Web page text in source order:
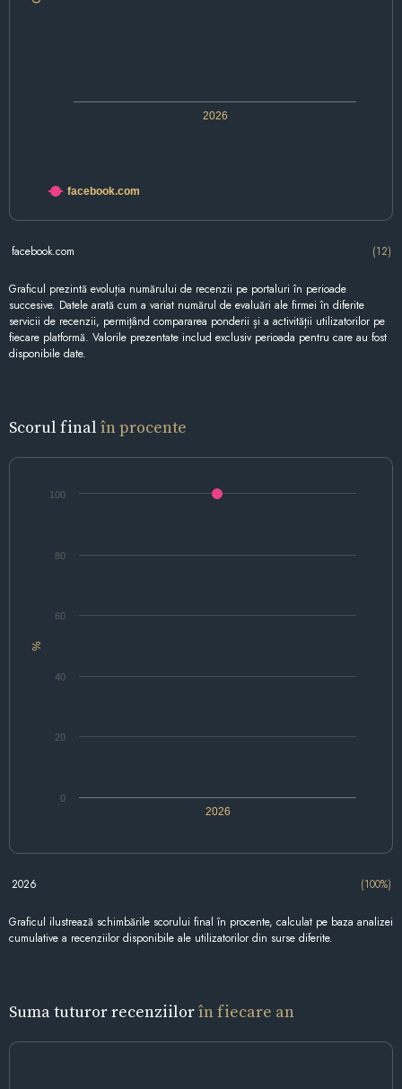
2026
facebook.com
facebook.com (12)
Graficul prezintă evoluția numărului de recenzii pe portaluri în perioade
succesive. Datele arată cum a variat numărul de evaluări ale firmei în diferite
servicii de recenzii, permițând compararea ponderii și a activității utilizatorilor pe
fiecare platformă. Valorile prezentate includ exclusiv perioada pentru care au fost
disponibile date.
Scorul final în procente
%
2026
0
20
40
60
80
100
2026 (100%)
Graficul ilustrează schimbările scorului final în procente, calculat pe baza analizei
cumulative a recenziilor disponibile ale utilizatorilor din surse diferite.
Suma tuturor recenziilorîn fiecare an